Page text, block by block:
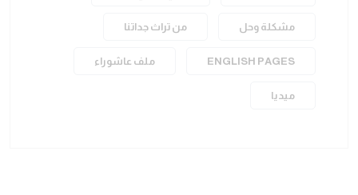
مشكلة وحل من تراث جداتنا
ENGLISH PAGES ملف عاشوراء
ميديا